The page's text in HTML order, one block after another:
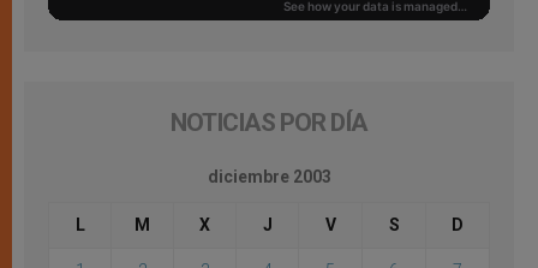
NOTICIAS POR DÍA
diciembre 2003
L M X J V S D